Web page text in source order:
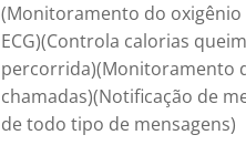
(Monitoramento do
ECG)(Controla calorias
percorrida)(Monitoramento
chamadas)(Notificação de
de todo tipo de mensagens)